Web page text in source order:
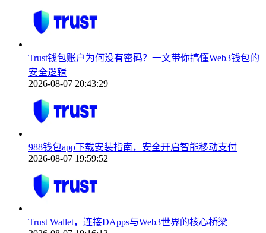
Trust钱包账户为何没有密码？一文带你搞懂Web3钱包的
安全逻辑
2026-08-07 20:43:29
988钱包app下载安装指南，安全开启智能移动支付
2026-08-07 19:59:52
Trust Wallet，连接DApps与Web3世界的核心桥梁